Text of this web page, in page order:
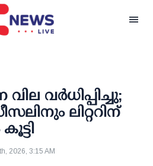
വ‌ർധിപ്പിച്ചു;
ലിറ്ററിന്
2026, 3:15 AM